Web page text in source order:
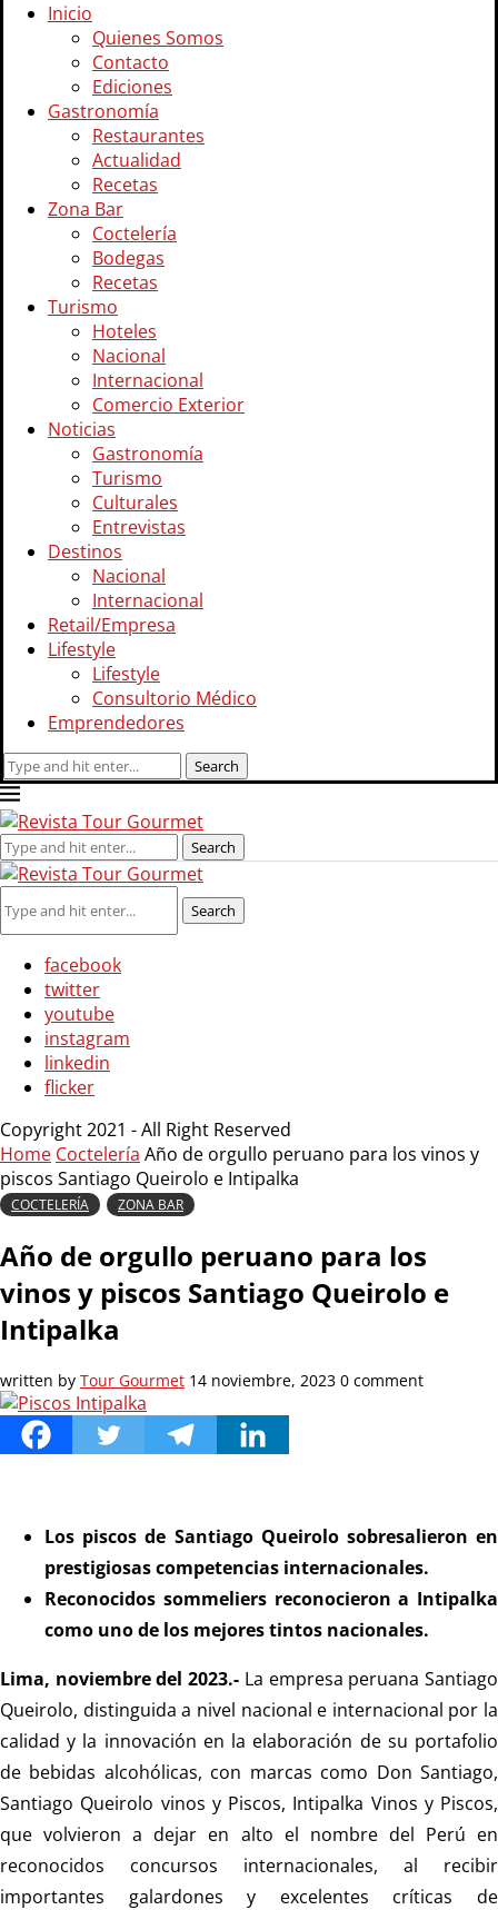
Inicio
Quienes Somos
Contacto
Ediciones
Gastronomía
Restaurantes
Actualidad
Recetas
Zona Bar
Coctelería
Bodegas
Recetas
Turismo
Hoteles
Nacional
Internacional
Comercio Exterior
Noticias
Gastronomía
Turismo
Culturales
Entrevistas
Destinos
Nacional
Internacional
Retail/Empresa
Lifestyle
Lifestyle
Consultorio Médico
Emprendedores
Search
facebook
twitter
youtube
instagram
linkedin
flicker
Copyright 2021 - All Right Reserved
Home Coctelería Año de orgullo peruano para los vinos y
piscos Santiago Queirolo e Intipalka
COCTELERÍA ZONA BAR
Año de orgullo peruano para los
vinos y piscos Santiago Queirolo e
Intipalka
written by Tour Gourmet 14 noviembre, 2023 0 comment
Los piscos de Santiago Queirolo sobresalieron en
prestigiosas competencias internacionales.
Reconocidos sommeliers reconocieron a Intipalka
como uno de los mejores tintos nacionales.
Lima, noviembre del 2023.- La empresa peruana Santiago
Queirolo, distinguida a nivel nacional e internacional por la
calidad y la innovación en la elaboración de su portafolio
de bebidas alcohólicas, con marcas como Don Santiago,
Santiago Queirolo vinos y Piscos, Intipalka Vinos y Piscos,
que volvieron a dejar en alto el nombre del Perú en
reconocidos concursos internacionales, al recibir
importantes galardones y excelentes críticas de